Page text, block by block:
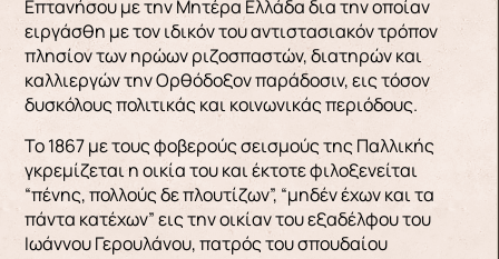
Επτανήσου με την Μητέρα Ελλάδα δια την οποίαν
ειργάσθη με τον ιδικόν του αντιστασιακόν τρόπον
πλησίον των ηρώων ριζοσπαστών, διατηρών και
καλλιεργών την Ορθόδοξον παράδοσιν, εις τόσον
δυσκόλους πολιτικάς και κοινωνικάς περιόδους.
Το 1867 με τους φοβερούς σεισμούς της Παλλικής
γκρεμίζεται η οικία του και έκτοτε φιλοξενείται
“πένης, πολλούς δε πλουτίζων”, “μηδέν έχων και τα
πάντα κατέχων” εις την οικίαν του εξαδέλφου του
Ιωάννου Γερουλάνου, πατρός του σπουδαίου